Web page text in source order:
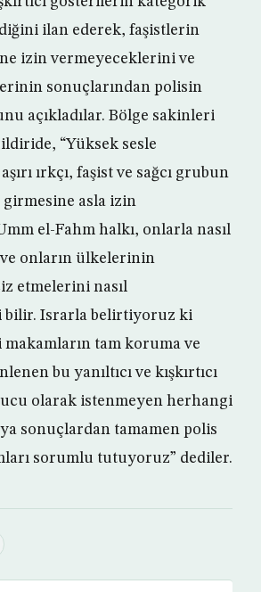
ilan ederek, faşistlerin
izin vermeyeceklerini ve
sonuçlarından polisin
açıkladılar. Bölge sakinleri
“Yüksek sesle
ırkçı, faşist ve sağcı grubun
girmesine asla izin
el-Fahm halkı, onlarla nasıl
ve onların ülkelerinin
etmelerini nasıl
bilir. Israrla belirtiyoruz ki
tam koruma ve
bu yanıltıcı ve kışkırtıcı
olarak istenmeyen herhangi
sonuçlardan tamamen polis
sorumlu tutuyoruz” dediler.